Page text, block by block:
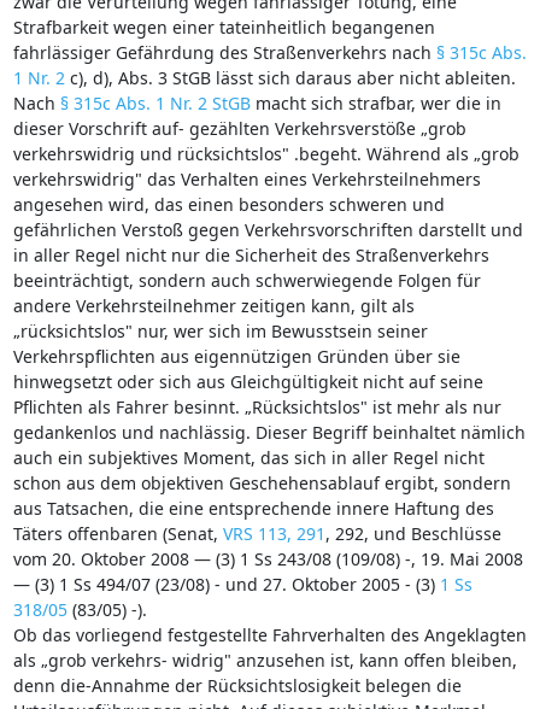
Strafbarkeit wegen einer tateinheitlich begangenen
fahrlässiger Gefährdung des Straßenverkehrs nach § 315c Abs.
1 Nr. 2 c), d), Abs. 3 StGB lässt sich daraus aber nicht ableiten.
Nach § 315c Abs. 1 Nr. 2 StGBmacht sich strafbar, wer die in
dieser Vorschrift auf- gezählten Verkehrsverstöße „grob
verkehrswidrig und rücksichtslos" .begeht. Während als „grob
verkehrswidrig" das Verhalten eines Verkehrsteilnehmers
angesehen wird, das einen besonders schweren und
gefährlichen Verstoß gegen Verkehrsvorschriften darstellt und
in aller Regel nicht nur die Sicherheit des Straßenverkehrs
beeinträchtigt, sondern auch schwerwiegende Folgen für
andere Verkehrsteilnehmer zeitigen kann, gilt als
„rücksichtslos" nur, wer sich im Bewusstsein seiner
Verkehrspflichten aus eigennützigen Gründen über sie
hinwegsetzt oder sich aus Gleichgültigkeit nicht auf seine
Pflichten als Fahrer besinnt. „Rücksichtslos" ist mehr als nur
gedankenlos und nachlässig. Dieser Begriff beinhaltet nämlich
auch ein subjektives Moment, das sich in aller Regel nicht
schon aus dem objektiven Geschehensablauf ergibt, sondern
aus Tatsachen, die eine entsprechende innere Haftung des
Täters offenbaren (Senat, VRS 113, 291 , 292, und Beschlüsse
vom 20. Oktober 2008 — (3) 1 Ss 243/08 (109/08) -, 19. Mai 2008
— (3) 1 Ss 494/07 (23/08) - und 27. Oktober 2005 - (3) 1 Ss
318/05(83/05) -).
Ob das vorliegend festgestellte Fahrverhalten des Angeklagten
als „grob verkehrs- widrig" anzusehen ist, kann offen bleiben,
denn die-Annahme der Rücksichtslosigkeit belegen die